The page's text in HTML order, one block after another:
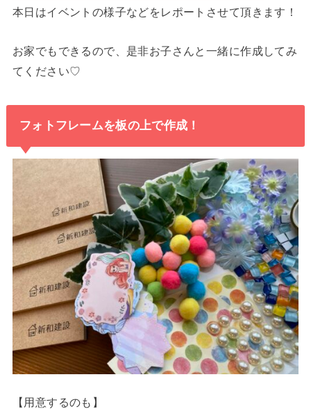
本日はイベントの様子などをレポートさせて頂きます！
お家でもできるので、是非お子さんと一緒に作成してみ
てください♡
フォトフレームを板の上で作成！
【用意するのも】